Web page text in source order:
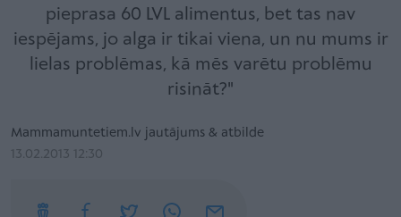
pieprasa 60 LVL alimentus, bet tas nav
iespējams, jo alga ir tikai viena, un nu mums ir
lielas problēmas, kā mēs varētu problēmu
risināt?"
Mammamuntetiem.lv jautājums & atbilde
13.02.2013 12:30